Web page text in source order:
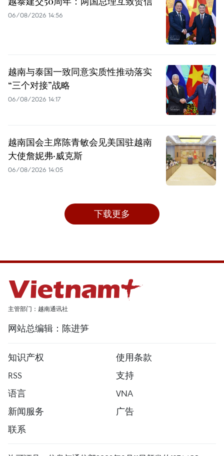
06/08/2026 14:56
越南与泰国一致同意实质性推动落实
“三个对接”战略
06/08/2026 14:17
越南国会主席陈青敏会见美国驻越南
大使詹妮弗·威克斯
06/08/2026 14:05
下载更多
主管部门：越南通讯社
网站总编辑：陈进笋
知识产权
使用条款
RSS
支持
语言
VNA
新闻服务
广告
联系